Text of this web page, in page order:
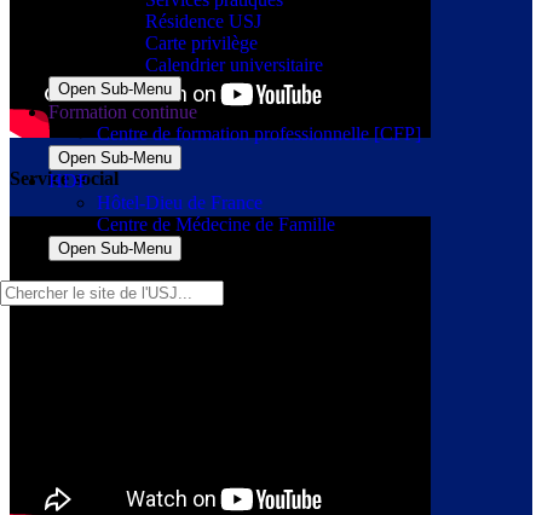
Résidence USJ
Carte privilège
Calendrier universitaire
Open Sub-Menu
Formation continue
Centre de formation professionnelle [CFP]
Open Sub-Menu
HDF
Hôtel-Dieu de France
Centre de Médecine de Famille
Open Sub-Menu
Service social